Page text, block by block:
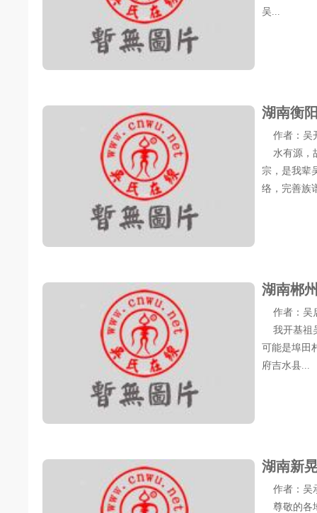
吴...
湖南衡
作者：吴
水有源，
宗，是我辈
络，完善族
湖南郴
作者：吴
我开基祖
可能是埠田
府吉水县...
湖南新
作者：吴
尊敬的各